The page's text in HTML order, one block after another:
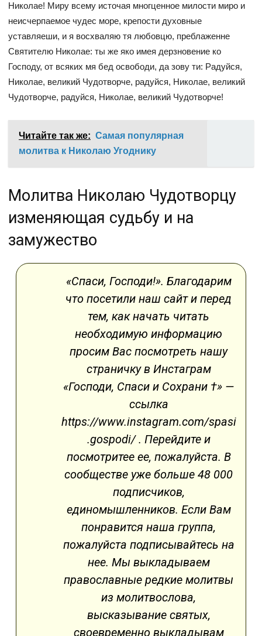
Николае! Миру всему источая многценное милости миро и
неисчерпаемое чудес море, крепости духовные
уставляеши, и я восхваляю тя любовцю, преблаженне
Святителю Николае: ты же яко имея дерзновение ко
Господу, от всяких мя бед освободи, да зову ти: Радуйся,
Николае, великий Чудотворче, радуйся, Николае, великий
Чудотворче, радуйся, Николае, великий Чудотворче!
Читайте так же: Самая популярная
молитва к Николаю Угоднику
Молитва Николаю Чудотворцу
изменяющая судьбу и на
замужество
«Спаси, Господи!». Благодарим
что посетили наш сайт и перед
тем, как начать читать
необходимую информацию
просим Вас посмотреть нашу
страничку в Инстаграм
«Господи, Спаси и Сохрани †» —
ссылка
https://www.instagram.com/spasi
.gospodi/ . Перейдите и
посмотритее ее, пожалуйста. В
сообществе уже больше 48 000
подписчиков,
единомышленников. Если Вам
понравится наша группа,
пожалуйста подписывайтесь на
нее. Мы выкладываем
православные редкие молитвы
из молитвослова,
высказывание святых,
своевременно выкладывам